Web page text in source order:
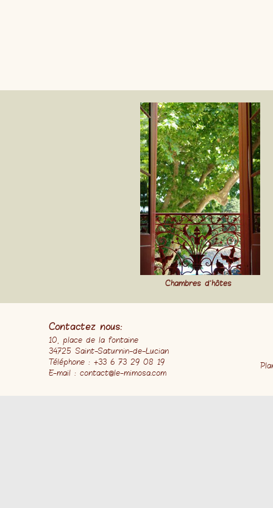
Chambres d'hôtes
Contactez nous:
10, place de la fontaine
34725 Saint-Saturnin-de-Lucian
Téléphone : +33 6 73 29 08 19
E-mail : contact@le-mimosa.com